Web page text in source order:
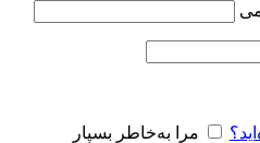
مرا به‌خاطر بسپار